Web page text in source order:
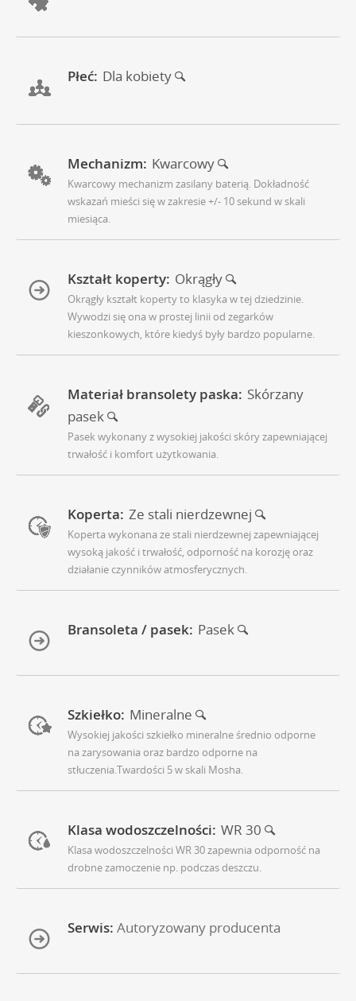
Płeć: Dla kobiety
Mechanizm: Kwarcowy
Kwarcowy mechanizm zasilany baterią. Dokładność
wskazań mieści się w zakresie +/- 10 sekund w skali
miesiąca.
Kształt koperty: Okrągły
Okrągły kształt koperty to klasyka w tej dziedzinie.
Wywodzi się ona w prostej linii od zegarków
kieszonkowych, które kiedyś były bardzo popularne.
Materiał bransolety paska: Skórzany
pasek
Pasek wykonany z wysokiej jakości skóry zapewniającej
trwałość i komfort użytkowania.
Koperta: Ze stali nierdzewnej
Koperta wykonana ze stali nierdzewnej zapewniającej
wysoką jakość i trwałość, odporność na korozję oraz
działanie czynników atmosferycznych.
Bransoleta / pasek: Pasek
Szkiełko: Mineralne
Wysokiej jakości szkiełko mineralne średnio odporne
na zarysowania oraz bardzo odporne na
stłuczenia.Twardości 5 w skali Mosha.
Klasa wodoszczelności: WR 30
Klasa wodoszczelności WR 30 zapewnia odporność na
drobne zamoczenie np. podczas deszczu.
Serwis: Autoryzowany producenta